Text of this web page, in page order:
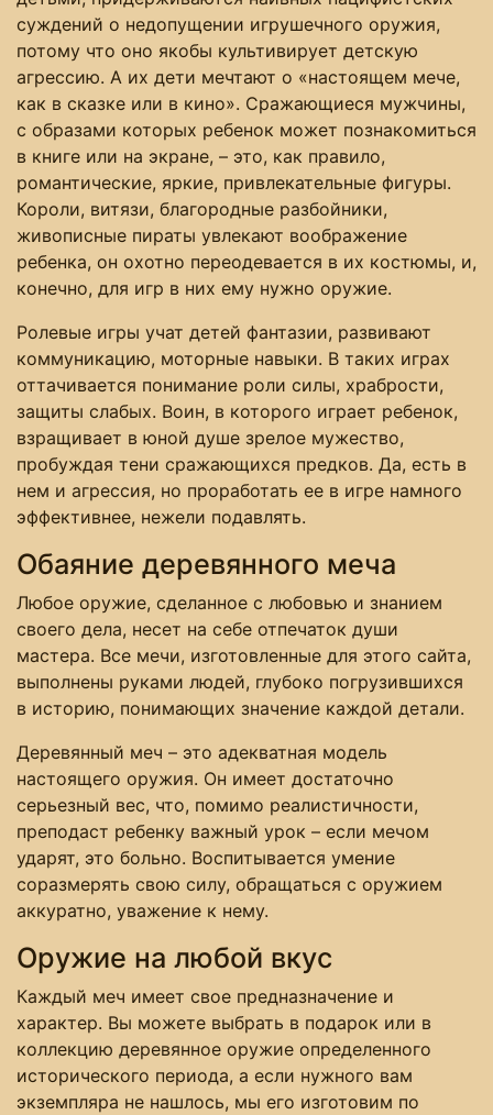
суждений о недопущении игрушечного оружия,
потому что оно якобы культивирует детскую
агрессию. А их дети мечтают о «настоящем мече,
как в сказке или в кино». Сражающиеся мужчины,
с образами которых ребенок может познакомиться
в книге или на экране, – это, как правило,
романтические, яркие, привлекательные фигуры.
Короли, витязи, благородные разбойники,
живописные пираты увлекают воображение
ребенка, он охотно переодевается в их костюмы, и,
конечно, для игр в них ему нужно оружие.
Ролевые игры учат детей фантазии, развивают
коммуникацию, моторные навыки. В таких играх
оттачивается понимание роли силы, храбрости,
защиты слабых. Воин, в которого играет ребенок,
взращивает в юной душе зрелое мужество,
пробуждая тени сражающихся предков. Да, есть в
нем и агрессия, но проработать ее в игре намного
эффективнее, нежели подавлять.
Обаяние деревянного меча
Любое оружие, сделанное с любовью и знанием
своего дела, несет на себе отпечаток души
мастера. Все мечи, изготовленные для этого сайта,
выполнены руками людей, глубоко погрузившихся
в историю, понимающих значение каждой детали.
Деревянный меч – это адекватная модель
настоящего оружия. Он имеет достаточно
серьезный вес, что, помимо реалистичности,
преподаст ребенку важный урок – если мечом
ударят, это больно. Воспитывается умение
соразмерять свою силу, обращаться с оружием
аккуратно, уважение к нему.
Оружие на любой вкус
Каждый меч имеет свое предназначение и
характер. Вы можете выбрать в подарок или в
коллекцию деревянное оружие определенного
исторического периода, а если нужного вам
экземпляра не нашлось, мы его изготовим по